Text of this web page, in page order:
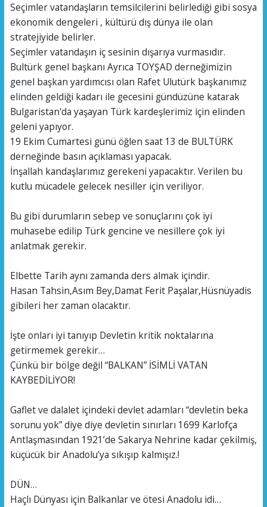
Seçimler vatandaşların temsilcilerini belirlediği gibi sosya
ekonomik dengeleri , kültürü dış dünya ile olan
stratejiyide belirler.
Seçimler vatandaşın iç sesinin dışarıya vurmasıdır.
Bultürk genel başkanı Ayrıca TOYŞAD derneğimizin
genel başkan yardımcısı olan Rafet Ulutürk başkanımız
elinden geldiği kadarı ile gecesini gündüzüne katarak
Bulgaristan'da yaşayan Türk kardeşlerimiz için elinden
geleni yapıyor.
19 Ekim Cumartesi günü öğlen saat 13 de BULTÜRK
derneğinde basın açıklaması yapacak.
İnşallah kandaşlarımız gerekeni yapacaktır. Verilen bu
kutlu mücadele gelecek nesiller için veriliyor.
Bu gibi durumların sebep ve sonuçlarını çok iyi
muhasebe edilip Türk gencine ve nesillere çok iyi
anlatmak gerekir.
Elbette Tarih aynı zamanda ders almak içindir.
Hasan Tahsin,Asım Bey,Damat Ferit Paşalar,Hüsnüyadis
gibileri her zaman olacaktır.
İşte onları iyi tanıyıp Devletin kritik noktalarına
getirmemek gerekir…
Çünkü bir bölge değil “BALKAN” İSİMLİ VATAN
KAYBEDİLİYOR!
Gaflet ve dalalet içindeki devlet adamları “devletin beka
sorunu yok” diye diye devletin sınırları 1699 Karlofça
Antlaşmasından 1921’de Sakarya Nehrine kadar çekilmiş,
küçücük bir Anadolu’ya sıkışıp kalmışız.!
DÜN…
Haçlı Dünyası için Balkanlar ve ötesi Anadolu idi…